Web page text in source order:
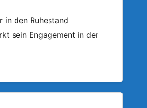
in den Ruhestand
sein Engagement in der